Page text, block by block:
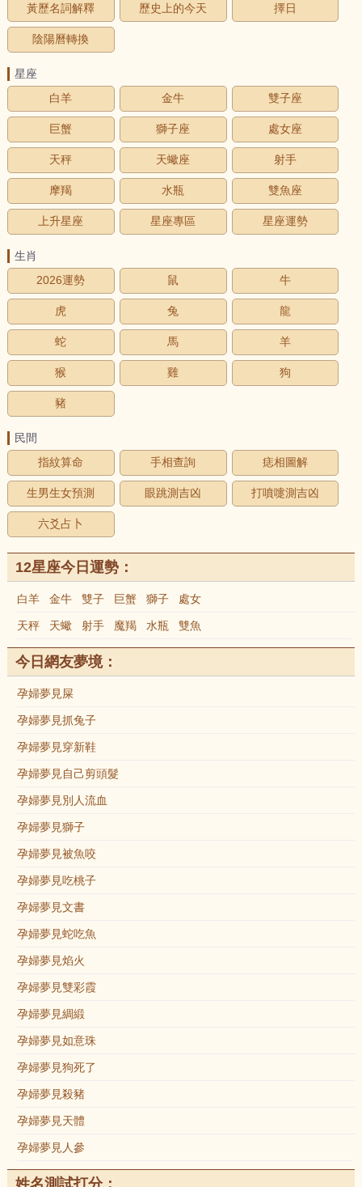
黃歷名詞解釋
歷史上的今天 擇日
陰陽曆轉換
星座
白羊
金牛 雙子座
巨蟹 獅子座 處女座
天秤 天蠍座 射手
摩羯 水瓶 雙魚座
上升星座 星座專區 星座運勢
生肖
2026運勢
鼠 牛
虎 兔 龍
蛇 馬 羊
猴 雞 狗
豬
民間
指紋算命
手相查詢 痣相圖解
生男生女預測 眼跳測吉凶 打噴嚏測吉凶
六爻占卜
12星座今日運勢：
白羊 金牛 雙子 巨蟹 獅子 處女
天秤 天蠍 射手 魔羯 水瓶 雙魚
今日網友夢境：
孕婦夢見屎
孕婦夢見抓兔子
孕婦夢見穿新鞋
孕婦夢見自己剪頭髮
孕婦夢見別人流血
孕婦夢見獅子
孕婦夢見被魚咬
孕婦夢見吃桃子
孕婦夢見文書
孕婦夢見蛇吃魚
孕婦夢見焰火
孕婦夢見雙彩霞
孕婦夢見綢緞
孕婦夢見如意珠
孕婦夢見狗死了
孕婦夢見殺豬
孕婦夢見天體
孕婦夢見人參
姓名測試打分：